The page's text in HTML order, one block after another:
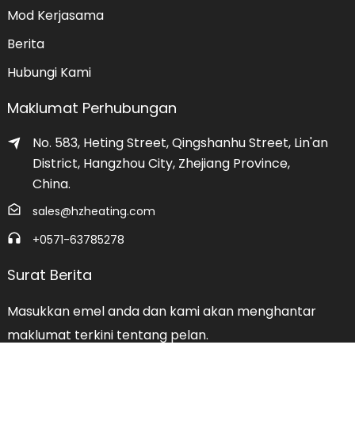
Mod Kerjasama
Berita
Hubungi Kami
Maklumat Perhubungan
No. 583, Heting Street, Qingshanhu Street, Lin'an
District, Hangzhou City, Zhejiang Province,
China.
sales@hzheating.com
+0571-63785278
Surat Berita
Masukkan emel anda dan kami akan menghantar
maklumat terkini tentang pelan.